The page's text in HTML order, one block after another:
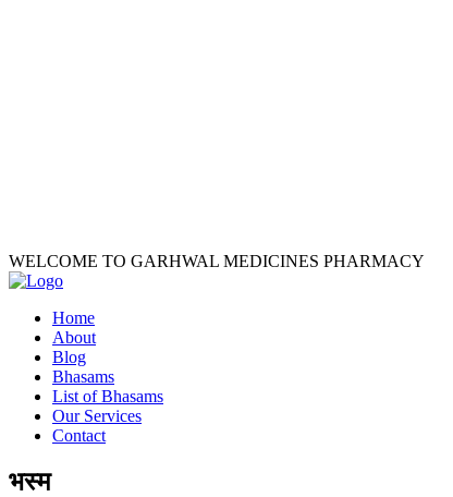
WELCOME TO GARHWAL MEDICINES
Home
About
Blog
Bhasams
List of Bhasams
Our Services
Contact
भस्म